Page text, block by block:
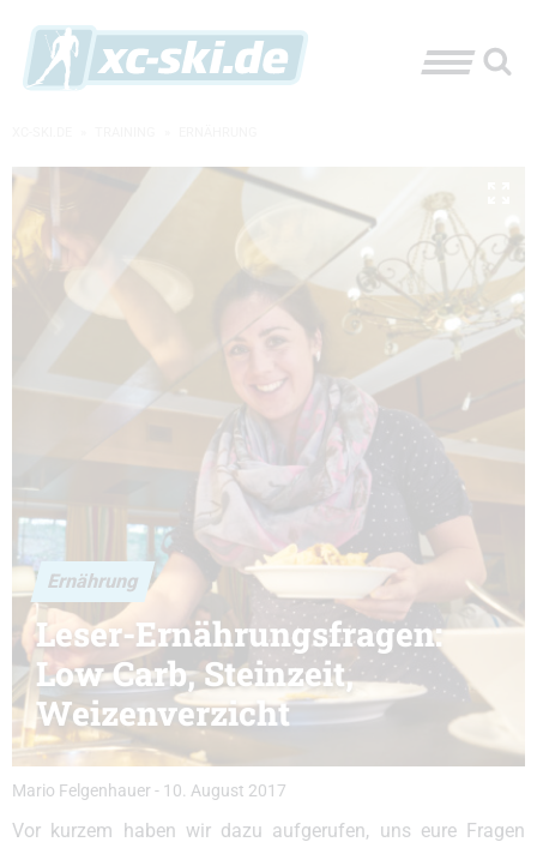
Ernährung
Leser-Ernährungsfragen:
Low Carb, Steinzeit,
Weizenverzicht
Mario Felgenhauer - 10. August 2017
Vor kurzem haben wir dazu aufgerufen, uns eure Fragen